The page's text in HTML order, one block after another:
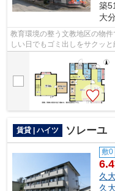
築
大
教育環境の整う文教地区の物
しい日でもゴミ出しをサクッ
賃貸 | ハイツ ソレーユ
敷0
6.4
久
久